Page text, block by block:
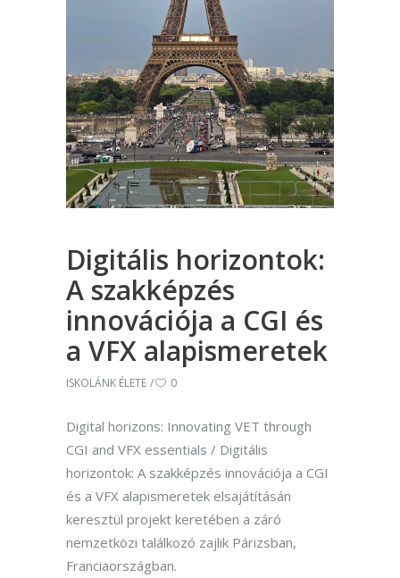
Digitális horizontok:
A szakképzés
innovációja a CGI és
a VFX alapismeretek
ISKOLÁNK ÉLETE 0
Digital horizons: Innovating VET through
CGI and VFX essentials / Digitális
horizontok: A szakképzés innovációja a CGI
és a VFX alapismeretek elsajátításán
keresztül projekt keretében a záró
nemzetközi találkozó zajlik Párizsban,
Franciaországban.